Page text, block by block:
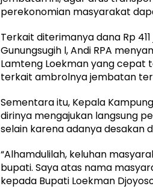
perekonomian masyarakat
Terkait diterimanya dana Rp
Gunungsugih l, Andi RPA
Lamteng Loekman yang cepat
terkait ambrolnya jembatan
Sementara itu, Kepala
dirinya mengajukan langsung
selain karena adanya desakan
“Alhamdulilah, keluhan
bupati. Saya atas nama
kepada Bupati Loekman